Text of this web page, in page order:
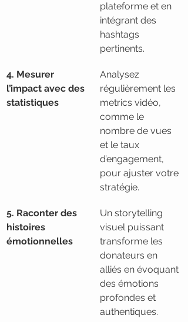
plateforme et en
intégrant des
hashtags
pertinents.
4. Mesurer
l’impact avec des
statistiques
Analysez
régulièrement les
metrics vidéo,
comme le
nombre de vues
et le taux
d’engagement,
pour ajuster votre
stratégie.
5. Raconter des
histoires
émotionnelles
Un storytelling
visuel puissant
transforme les
donateurs en
alliés en évoquant
des émotions
profondes et
authentiques.